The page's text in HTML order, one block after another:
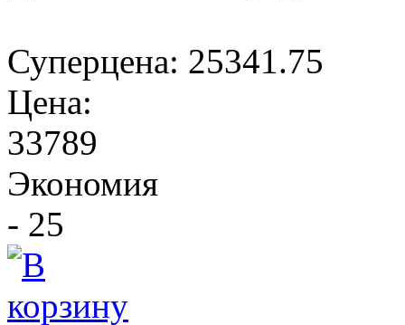
Суперцена: 25341.75
Цена:
33789
Экономия
- 25